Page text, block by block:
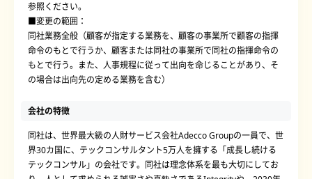
参照ください。
■変更の範囲：
同社業務全般（顧客が指定する業務を、顧客の事業所で顧客の指揮
命令のもとで行うか、顧客または同社の事業所で同社の指揮命令の
もとで行う。また、人事規程に従って出向を命じることがあり、そ
の場合は出向先の定める業務を含む）
会社の特徴
同社は、世界最大級の人財サービス会社Adecco Groupの一員で、世
界30カ国に、テックコンサルタント5万人を擁する「成長し続ける
テックコンサル」の会社です。同社は理念体系を最も大切にしてお